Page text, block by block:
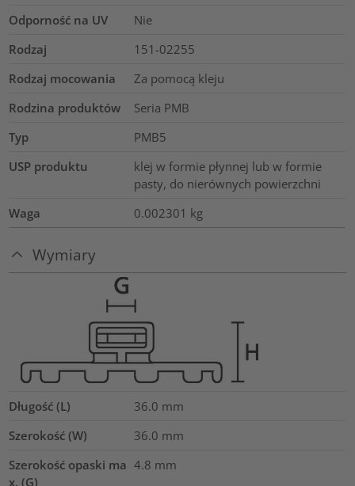
Odporność na UV
Nie
Rodzaj
151-02255
Rodzaj mocowania
Za pomocą kleju
Rodzina produktów
Seria PMB
Typ
PMB5
USP produktu
klej w formie płynnej lub w formie
pasty, do nierównych powierzchni
Waga
0.002301 kg
Wymiary
Długość (L) 36.0 mm
Szerokość (W)
36.0 mm
Szerokość opaski ma
x. (G)
4.8 mm